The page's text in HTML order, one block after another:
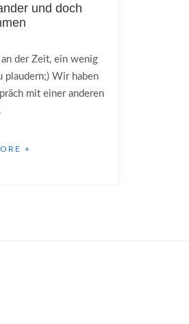
und doch
der Zeit, ein wenig
plaudern;) Wir haben
mit einer anderen
+